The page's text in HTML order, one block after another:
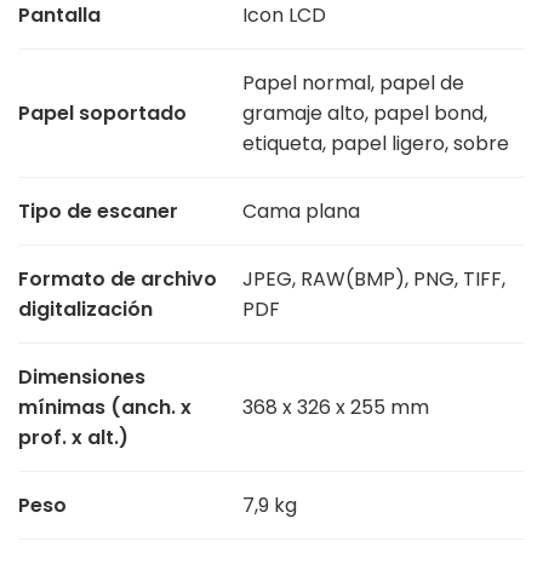
Pantalla Icon LCD
Papel soportado
Papel normal, papel de
gramaje alto, papel bond,
etiqueta, papel ligero, sobre
Tipo de escaner Cama plana
Formato de archivo
digitalización
JPEG, RAW(BMP), PNG, TIFF,
PDF
Dimensiones
mínimas (anch. x
prof. x alt.)
368 x 326 x 255 mm
Peso 7,9 kg